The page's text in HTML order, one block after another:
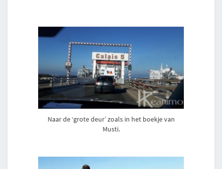
Naar de ‘grote deur’ zoals in het boekje van
Musti.